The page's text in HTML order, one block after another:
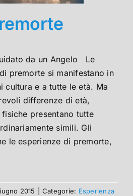
da un Angelo Le
premorte si manifestano in
cultura e a tutte le età. Ma
differenze di età,
presentano tutte
simili. Gli
le esperienze di premorte,
2015 Categorie: Esperienza